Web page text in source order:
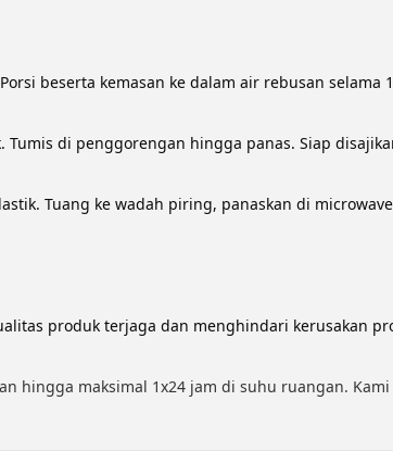
beserta kemasan ke dalam air rebusan selama
Tumis di penggorengan hingga panas. Siap
Tuang ke wadah piring, panaskan di
produk terjaga dan menghindari kerusakan
hingga maksimal 1x24 jam di suhu ruangan.